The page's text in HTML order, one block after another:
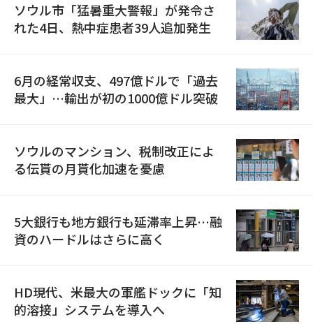
ソウル市「猛暑重大警報」が発令さ
れた4日、熱中症患者39人追加発生
6月の経常収支、497億ドルで「過去
最大」…輸出が初の1000億ドル突破
ソウルのマンション、税制改正によ
る伝貰の月貰化加速を憂慮
5大銀行も地方銀行も延滞率上昇…融
資のハードルはさらに高く
HD現代、米最大の軍艦ドックに「知
的溶接」システムを導入へ